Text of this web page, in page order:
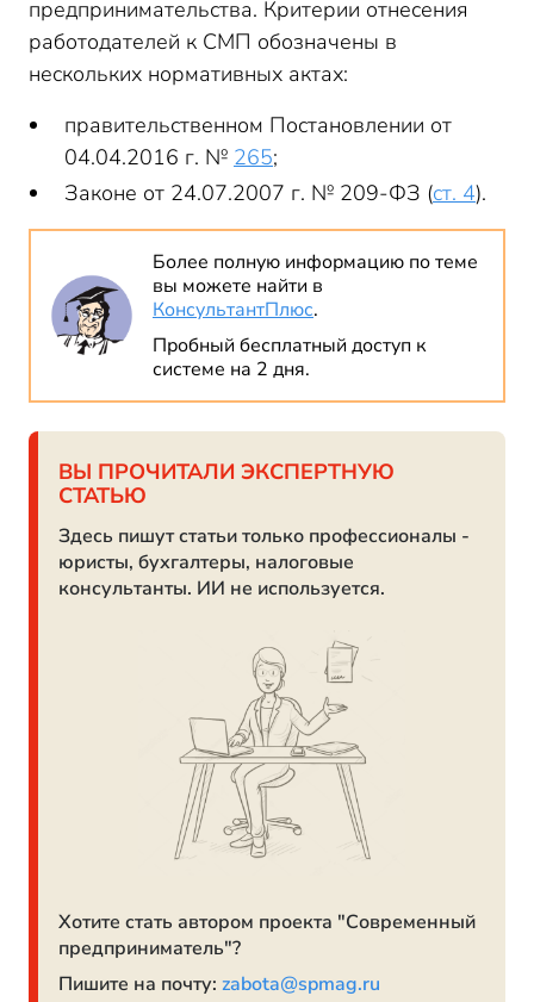
предпринимательства. Критерии отнесения
работодателей к СМП обозначены в
нескольких нормативных актах:
правительственном Постановлении от
04.04.2016 г. № 265;
Законе от 24.07.2007 г. № 209-ФЗ (ст. 4).
Более полную информацию по теме
вы можете найти в
КонсультантПлюс.
Пробный бесплатный доступ к
системе на 2 дня.
ВЫ ПРОЧИТАЛИ ЭКСПЕРТНУЮ
СТАТЬЮ
Здесь пишут статьи только профессионалы -
юристы, бухгалтеры, налоговые
консультанты. ИИ не используется.
Хотите стать автором проекта "Современный
предприниматель"?
Пишите на почту: zabota@spmag.ru